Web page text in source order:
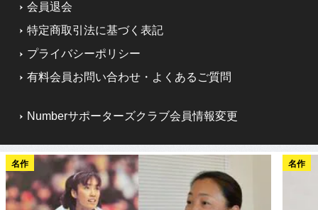
会員退会
特定商取引法に基づく表記
プライバシーポリシー
有料会員お問い合わせ・よくあるご質問
Numberサポーターズクラブ会員情報変更
名作 名作